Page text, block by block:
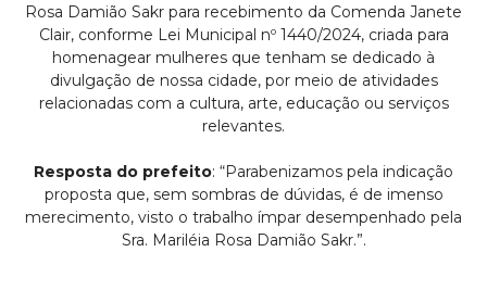
Rosa Damião Sakr para recebimento da Comenda Janete
Clair, conforme Lei Municipal nº 1440/2024, criada para
homenagear mulheres que tenham se dedicado à
divulgação de nossa cidade, por meio de atividades
relacionadas com a cultura, arte, educação ou serviços
relevantes.
Resposta do prefeito: “Parabenizamos pela indicação
proposta que, sem sombras de dúvidas, é de imenso
merecimento, visto o trabalho ímpar desempenhado pela
Sra. Mariléia Rosa Damião Sakr.”.